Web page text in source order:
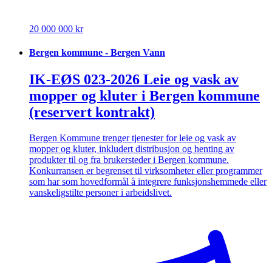
20 000 000 kr
Bergen kommune - Bergen Vann
IK-EØS 023-2026 Leie og vask av
mopper og kluter i Bergen kommune
(reservert kontrakt)
Bergen Kommune trenger tjenester for leie og vask av
mopper og kluter, inkludert distribusjon og henting av
produkter til og fra brukersteder i Bergen kommune.
Konkurransen er begrenset til virksomheter eller programmer
som har som hovedformål å integrere funksjonshemmede eller
vanskeligstilte personer i arbeidslivet.